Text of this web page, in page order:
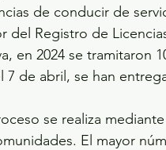
de conducir de
del Registro de
en 2024 se tramitaron
7 de abril, se han
se realiza
El mayor